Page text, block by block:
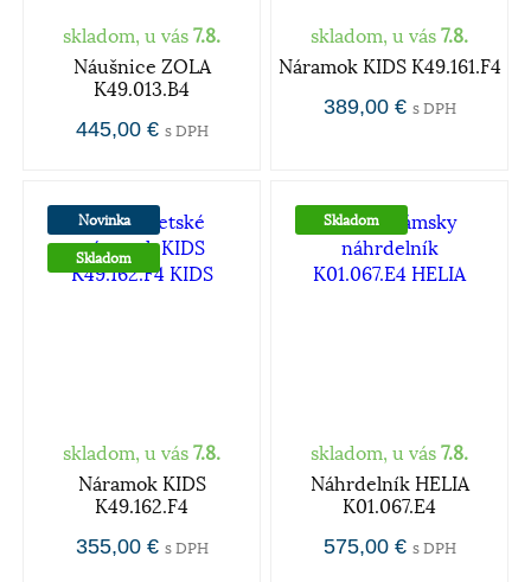
skladom, u vás 7.8.
Náušnice ZOLA
K49.013.B4
445,00 € s DPH
skladom, u vás 7.8.
Náramok KIDS K49.161.F4
389,00 € s DPH
Novinka
Skladom
skladom, u vás 7.8.
Náramok KIDS
K49.162.F4
355,00 € s DPH
Skladom
skladom, u vás 7.8.
Náhrdelník HELIA
K01.067.E4
575,00 € s DPH